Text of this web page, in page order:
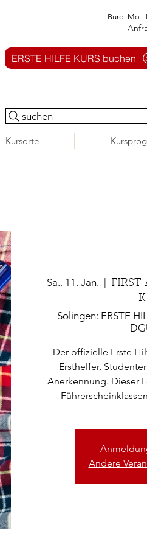
Büro: Mo -
ERSTE HILFE KURS buchen
suchen
Kursorte
Sa., 11. Jan.
Solingen: ERSTE
Der offizielle Erste
Ersthelfer,
Anerkennung. Dieser
Andere